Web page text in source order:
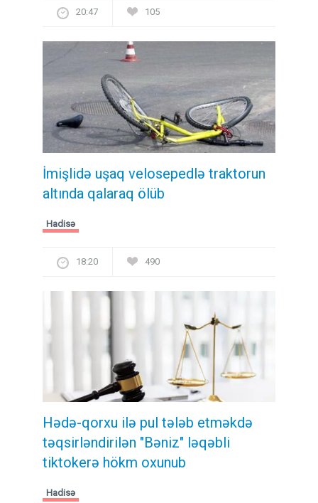
20:47 105
İmişlidə uşaq velosepedlə traktorun
altında qalaraq ölüb
Hadisə
18:20 490
Hədə-qorxu ilə pul tələb etməkdə
təqsirləndirilən "Bəniz" ləqəbli
tiktokerə hökm oxunub
Hadisə